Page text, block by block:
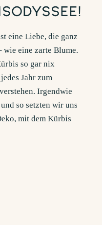
eine Liebe, die ganz
wie eine zarte Blume.
so gar nix
Jahr zum
Irgendwie
so setzten wir uns
mit dem Kürbis